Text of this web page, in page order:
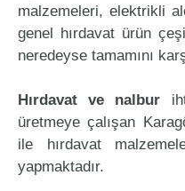
malzemeleri, elektrikli
genel hırdavat ürün
neredeyse tamamını
Hırdavat ve nalbur
üretmeye çalışan
ile hırdavat
yapmaktadır.